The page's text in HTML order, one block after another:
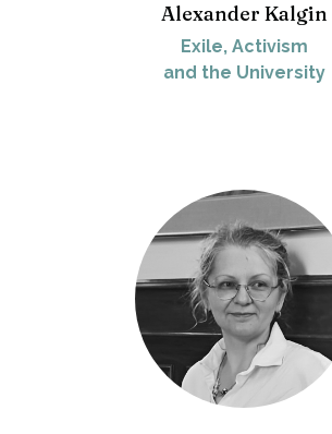
Alexander Kalgin
Exile, Activism
and the University